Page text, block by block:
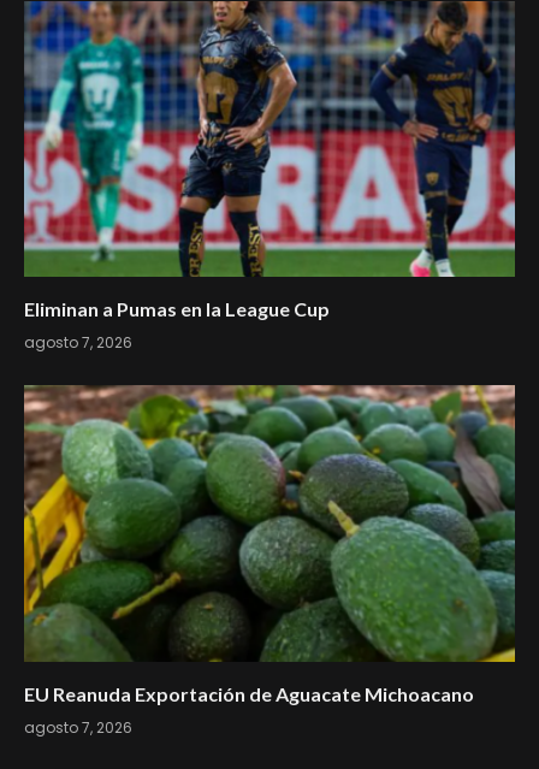
Eliminan a Pumas en la League Cup
agosto 7, 2026
EU Reanuda Exportación de Aguacate Michoacano
agosto 7, 2026